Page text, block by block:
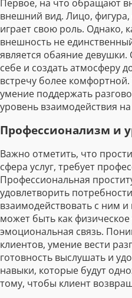
Первое, на что обращают
внешний вид. Лицо,
играет свою роль. Однако,
внешность не
является обаяние
себе и создать атмосферу
встречу более
умение поддержать
уровень взаимодействия
Профессионализм и
Важно отметить, что
сфера услуг, требует
Профессиональная
удовлетворить
взаимодействовать с ним
может быть как физическое
эмоциональная связь.
клиентов, умение вести
готовность выслушать и
навыки, которые будут
тому, чтобы клиент